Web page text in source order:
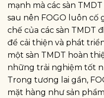
mạnh mà các sàn
sau nên FOGO luôn cố
chế của các sàn TMDT
để cải thiện và phát
một sàn TMDT hoàn
những trải nghiệm tốt
Trong tương lai gần,
mặt hàng như sản